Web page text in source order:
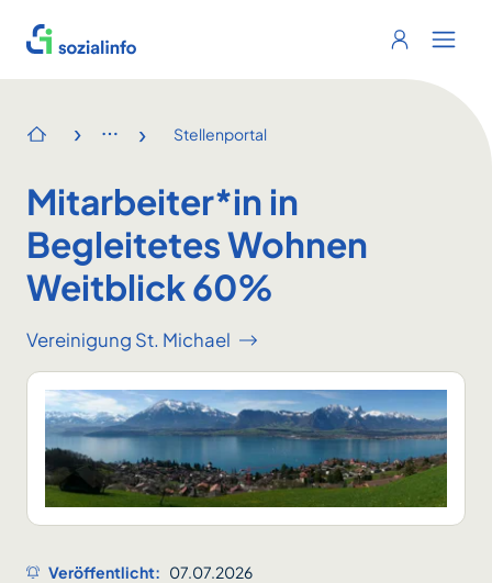
Sozialinfo
Login
Startseite
› › Stellenportal
Mitarbeiter*in in
Begleitetes Wohnen
Weitblick 60%
Vereinigung St. Michael
Veröffentlicht: 07.07.2026